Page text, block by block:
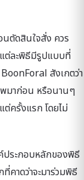
ตัดสินใจสั่ง ควร
ต่ละพิธีมีรูปแบบที่
สังเกตว่า
มาก่อน หรือนานๆ
ต่ครั้งแรก โดยไม่
ระกอบหลักของพิธี
คาดว่าจะมาร่วมพิธี